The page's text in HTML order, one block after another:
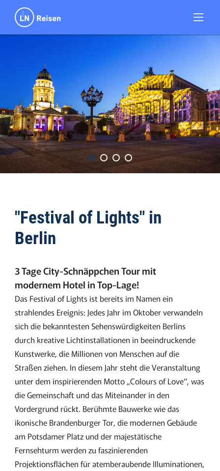
"Festival of Lights" in
Berlin
3 Tage City-Schnäppchen Tour mit
modernem Hotel in Top-Lage!
Das Festival of Lights ist bereits im Namen ein
strahlendes Ereignis: Jedes Jahr im Oktober verwandeln
sich die bekanntesten Sehenswürdigkeiten Berlins
durch kreative Lichtinstallationen in beeindruckende
Kunstwerke, die Millionen von Menschen auf die
Straßen ziehen. In diesem Jahr steht die Veranstaltung
unter dem inspirierenden Motto „Colours of Love“, was
die Gemeinschaft und das Miteinander in den
Vordergrund rückt. Berühmte Bauwerke wie das
ikonische Brandenburger Tor, die modernen Gebäude
am Potsdamer Platz und der majestätische
Fernsehturm werden zu faszinierenden
Projektionsflächen für atemberaubende Illuminationen,